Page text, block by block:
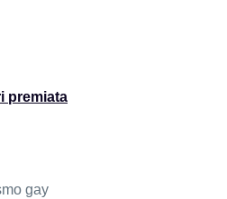
premiata
gay